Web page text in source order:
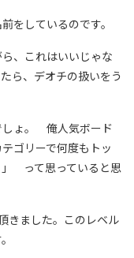
をしているのです。
、これはいいじゃな
ら、デオチの扱いをう
ょ。 俺人気ボード
ゴリーで何度もトッ
」 って思っていると思
きました。このレベル